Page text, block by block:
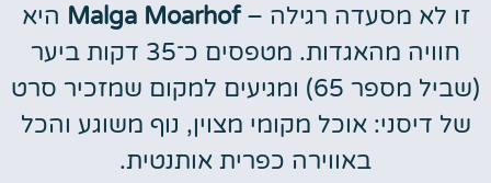
זו לא מסעדה רגילה –Malga Moarhof היא
חוויה מהאגדות. מטפסים כ־35 דקות ביער
(שביל מספר 65) ומגיעים למקום שמזכיר סרט
של דיסני: אוכל מקומי מצוין, נוף משוגע והכל
באווירה כפרית אותנטית.